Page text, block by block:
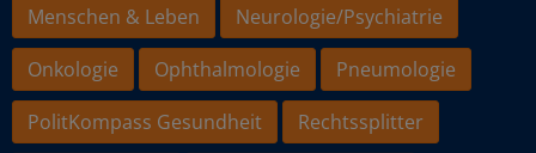
Menschen & Leben
Neurologie/Psychiatrie
Onkologie
Ophthalmologie
Pneumologie
PolitKompass Gesundheit
Rechtssplitter